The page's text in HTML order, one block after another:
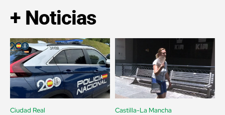
+ Noticias
Ciudad Real Castilla-La Mancha